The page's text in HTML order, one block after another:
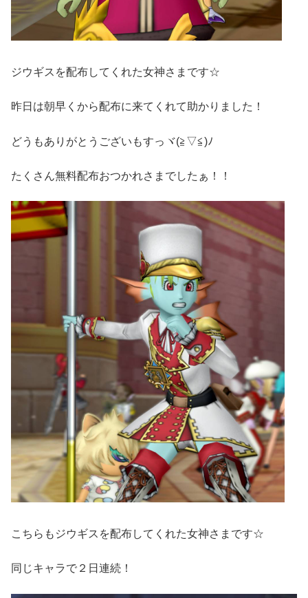
ジウギスを配布してくれた女神さまです☆
昨日は朝早くから配布に来てくれて助かりました！
どうもありがとうございもすっヾ(≧▽≦)ﾉ
たくさん無料配布おつかれさまでしたぁ！！
こちらもジウギスを配布してくれた女神さまです☆
同じキャラで２日連続！